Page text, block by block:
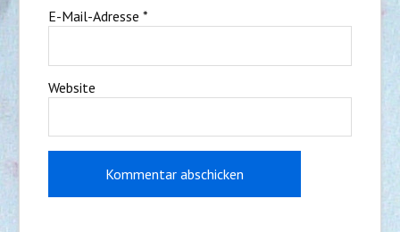
E-Mail-Adresse *
Website